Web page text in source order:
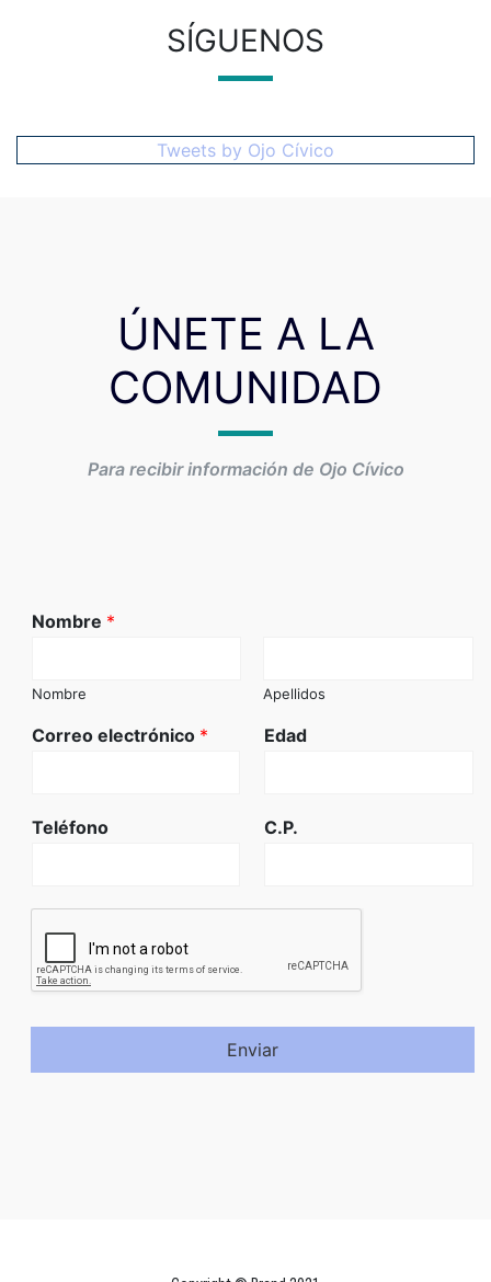
SÍGUENOS
Tweets by Ojo Cívico
ÚNETE A LA
COMUNIDAD
Para recibir información de Ojo Cívico
Nombre *
Nombre Apellidos
Correo electrónico * Edad
Teléfono C.P.
Enviar